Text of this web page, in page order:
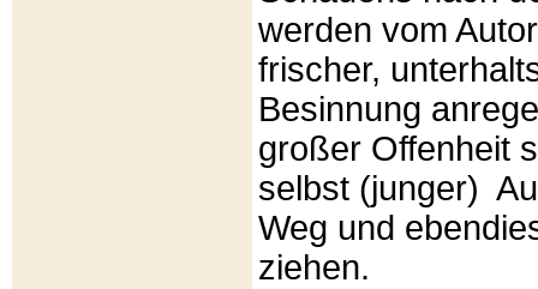
werden vom
frischer,
Besinnung
großer Offenheit
selbst (junger)
Weg und
ziehen.